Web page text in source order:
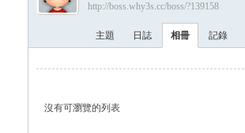
›
http://boss.why3s.cc/boss/?139158
主題 日誌 相冊 記錄
沒有可瀏覽的列表